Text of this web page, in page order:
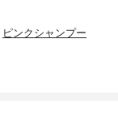
ピンクシャンプー